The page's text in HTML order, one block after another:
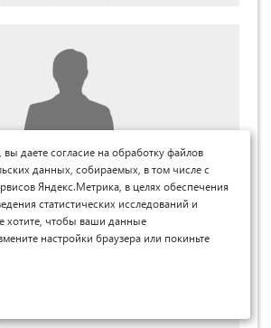
Мурод Азимович
Ташкентского
технического университета, Республика
Tashkent state technical university,
вы даете согласие на обработку файлов
данных, собираемых, в том числе с
Яндекс.Метрика, в целях обеспечения
статистических исследований и
хотите, чтобы ваши данные
настройки браузера или покиньте